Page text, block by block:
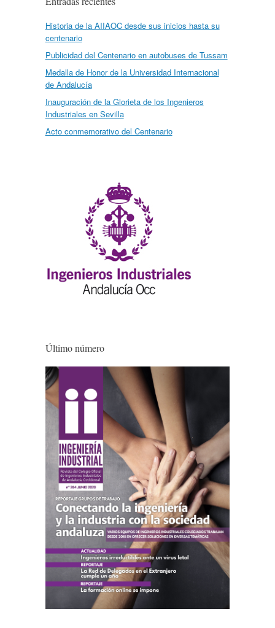
Historia de la AIIAOC desde sus inicios hasta su
centenario
Publicidad del Centenario en autobuses de Tussam
Medalla de Honor de la Universidad Internacional
de Andalucía
Inauguración de la Glorieta de los Ingenieros
Industriales en Sevilla
Acto conmemorativo del Centenario
Último número